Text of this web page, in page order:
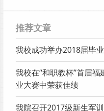
推荐文章
我校成功举办2018届毕
我校在“和职教杯”首届
业大赛中荣获佳绩
我院召开2017级新生军